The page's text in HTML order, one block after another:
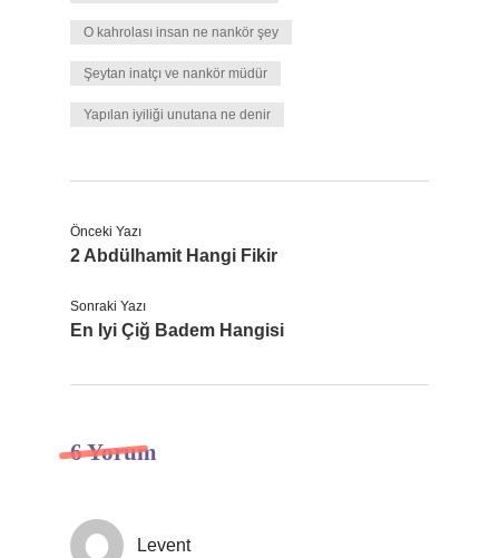
O kahrolası insan ne nankör şey
Şeytan inatçı ve nankör müdür
Yapılan iyiliği unutana ne denir
Önceki Yazı
2 Abdülhamit Hangi Fikir
Sonraki Yazı
En Iyi Çiğ Badem Hangisi
6 Yorum
Levent